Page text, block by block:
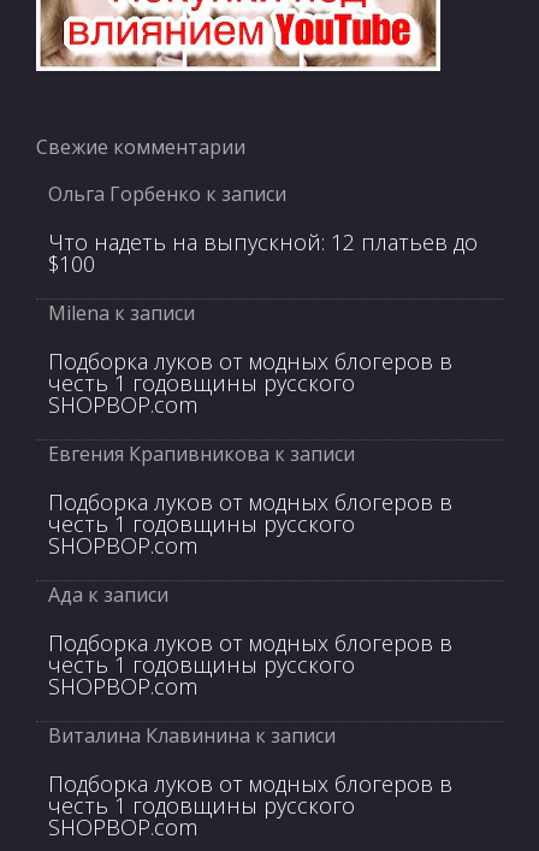
Свежие комментарии
Ольга Горбенко к записи
Что надеть на выпускной: 12 платьев до
$100
Milena к записи
Подборка луков от модных блогеров в
честь 1 годовщины русского
SHOPBOP.com
Евгения Крапивникова к записи
Подборка луков от модных блогеров в
честь 1 годовщины русского
SHOPBOP.com
Ада к записи
Подборка луков от модных блогеров в
честь 1 годовщины русского
SHOPBOP.com
Виталина Клавинина к записи
Подборка луков от модных блогеров в
честь 1 годовщины русского
SHOPBOP.com